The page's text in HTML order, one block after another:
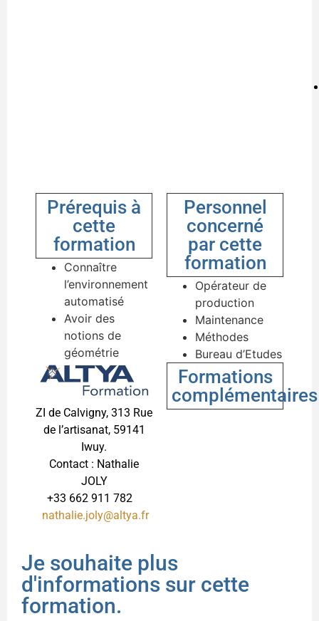
Prérequis à
cette
formation
Connaître
l’environnement
automatisé
Avoir des
notions de
géométrie
ZI de Calvigny, 313 Rue
de l’artisanat, 59141
Iwuy.
Contact : Nathalie
JOLY
+33 662 911 782
nathalie.joly@altya.fr
Personnel
concerné
par cette
formation
Opérateur de
production
Maintenance
Méthodes
Bureau d’Etudes
Formations
complémentaires
Je souhaite plus
d'informations sur cette
formation.